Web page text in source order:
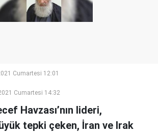
Cumartesi 12:01
Cumartesi 14:32
Havzası’nın lideri,
tepki çeken, İran ve Irak